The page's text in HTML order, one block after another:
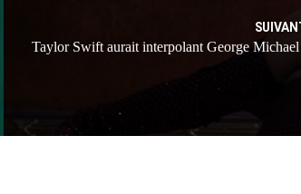
Taylor Swift aurait interpolant George